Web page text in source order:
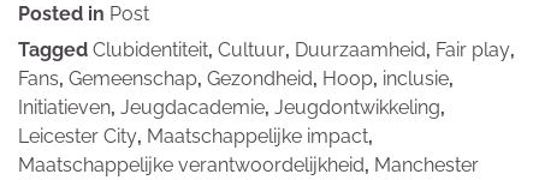
Posted in Post
Tagged Clubidentiteit, Cultuur, Duurzaamheid, Fair play,
Fans, Gemeenschap, Gezondheid, Hoop, inclusie,
Initiatieven, Jeugdacademie, Jeugdontwikkeling,
Leicester City, Maatschappelijke impact,
Maatschappelijke verantwoordelijkheid, Manchester